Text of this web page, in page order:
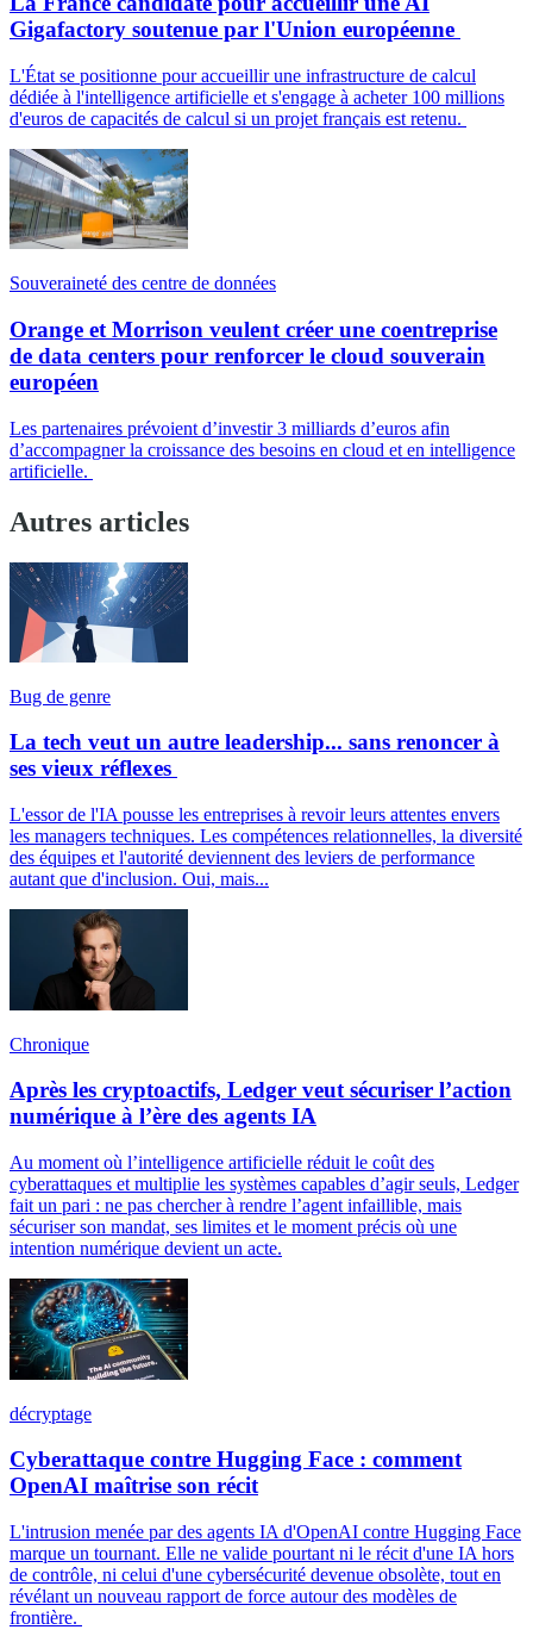
Gigafactory soutenue par l'Union européenne
L'État se positionne pour accueillir une infrastructure de calcul
dédiée à l'intelligence artificielle et s'engage à acheter 100 millions
d'euros de capacités de calcul si un projet français est retenu.
Souveraineté des centre de données
Orange et Morrison veulent créer une coentreprise
de data centers pour renforcer le cloud souverain
européen
Les partenaires prévoient d’investir 3 milliards d’euros afin
d’accompagner la croissance des besoins en cloud et en intelligence
artificielle.
Autres articles
Bug de genre
La tech veut un autre leadership... sans renoncer à
ses vieux réflexes
L'essor de l'IA pousse les entreprises à revoir leurs attentes envers
les managers techniques. Les compétences relationnelles, la diversité
des équipes et l'autorité deviennent des leviers de performance
autant que d'inclusion. Oui, mais...
Chronique
Après les cryptoactifs, Ledger veut sécuriser l’action
numérique à l’ère des agents IA
Au moment où l’intelligence artificielle réduit le coût des
cyberattaques et multiplie les systèmes capables d’agir seuls, Ledger
fait un pari : ne pas chercher à rendre l’agent infaillible, mais
sécuriser son mandat, ses limites et le moment précis où une
intention numérique devient un acte.
décryptage
Cyberattaque contre Hugging Face : comment
OpenAI maîtrise son récit
L'intrusion menée par des agents IA d'OpenAI contre Hugging Face
marque un tournant. Elle ne valide pourtant ni le récit d'une IA hors
de contrôle, ni celui d'une cybersécurité devenue obsolète, tout en
révélant un nouveau rapport de force autour des modèles de
frontière.